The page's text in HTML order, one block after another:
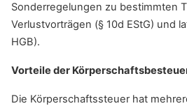
Sonderregelungen zu bestimmten
Verlustvorträgen (§ 10d EStG) und
HGB).
Vorteile der
Die Körperschaftssteuer hat